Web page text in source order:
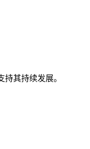
其持续发展。